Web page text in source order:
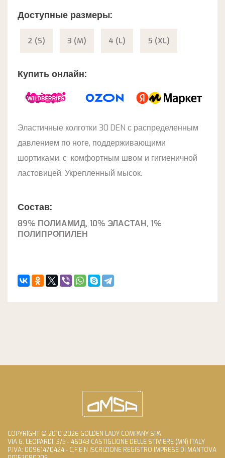
Доступные размеры:
2 (S) 3 (M) 4 (L) 5 (XL)
Купить онлайн:
Эластичные колготки 30 DEN с распределенным
давлением по ноге, поддерживающими
шортиками, с комфортным швом и гигиеничной
ластовицей. Укрепленный мысок.
Состав:
89% ПОЛИАМИД, 10% ЭЛАСТАН, 1%
ПОЛИПРОПИЛЕН
COPYRIGHT © 2010-2026 GOLDEN LADY COMPANY SPA
VIA G. LEOPARDI, 3/5 - 46043 CASTIGLIONE DELLE STIVIERE (MN) ITALY
P.IVA: 00961470424 - C.F.E.N ISCRIZIONE REGISTRO IMPRESE DI MANTOVA